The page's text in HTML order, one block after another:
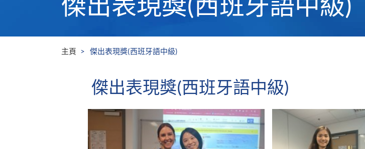
主頁 傑出表現獎(西班牙語中級)
傑出表現獎(西班牙語中級)